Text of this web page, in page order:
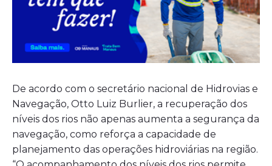
De acordo com o secretário nacional de Hidrovias e
Navegação, Otto Luiz Burlier, a recuperação dos
níveis dos rios não apenas aumenta a segurança da
navegação, como reforça a capacidade de
planejamento das operações hidroviárias na região.